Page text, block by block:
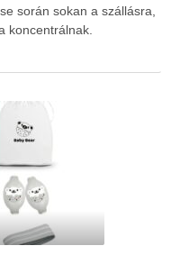
során sokan a szállásra,
koncentrálnak.